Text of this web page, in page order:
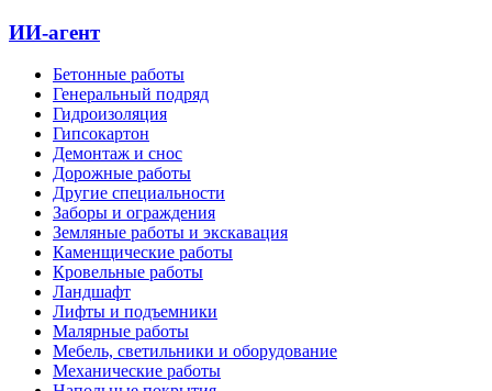
ИИ-агент
Бетонные работы
Генеральный подряд
Гидроизоляция
Гипсокартон
Демонтаж и снос
Дорожные работы
Другие специальности
Заборы и ограждения
Земляные работы и экскавация
Каменщические работы
Кровельные работы
Ландшафт
Лифты и подъемники
Малярные работы
Мебель, светильники и оборудование
Механические работы